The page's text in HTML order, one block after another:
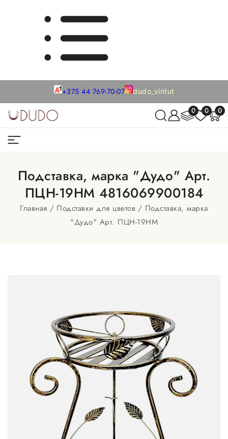
+375 44 769-70-07 dudo_vintut
0 0 0
Подставка, марка "Дудо" Арт.
ПЦН-19НМ 4816069900184
Главная Подставки для цветов
Подставка, марка
"Дудо" Арт. ПЦН-19НМ